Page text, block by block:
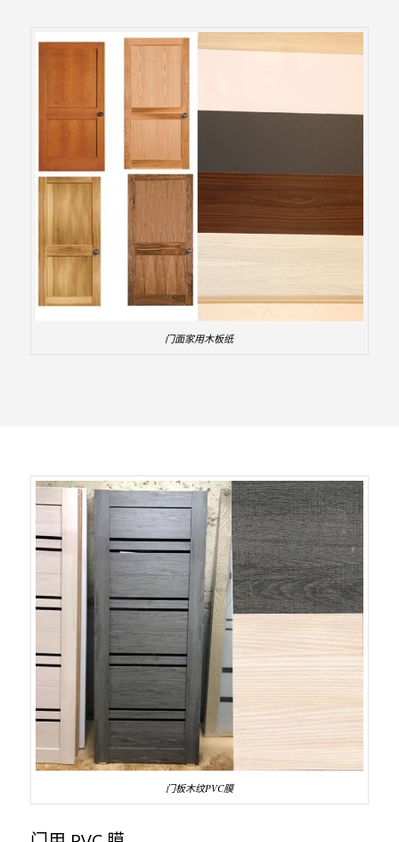
门面家用木板纸
门板木纹PVC膜